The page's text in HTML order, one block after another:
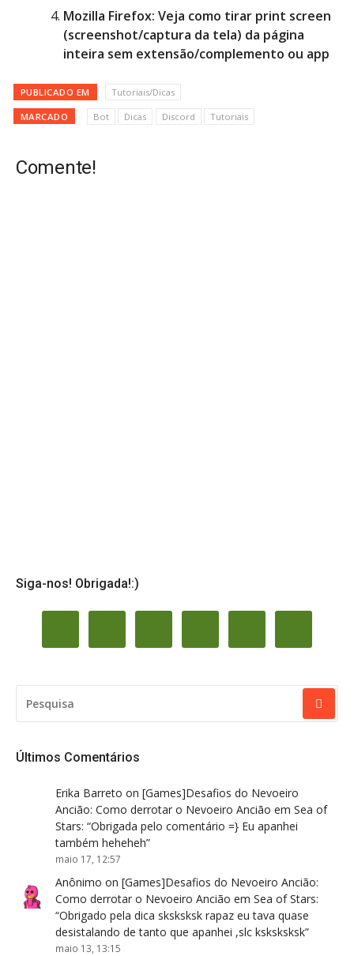
Mozilla Firefox: Veja como tirar print screen
(screenshot/captura da tela) da página
inteira sem extensão/complemento ou app
PUBLICADO EM Tutoriais/Dicas
MARCADO Bot Dicas Discord Tutoriais
Comente!
Siga-nos! Obrigada!:)
POR:
Últimos Comentários
Erika Barreto on [Games]Desafios do Nevoeiro
Ancião: Como derrotar o Nevoeiro Ancião em Sea of
Stars: “Obrigada pelo comentário =} Eu apanhei
também heheheh”
maio 17, 12:57
Anônimo on [Games]Desafios do Nevoeiro Ancião:
Como derrotar o Nevoeiro Ancião em Sea of Stars:
“Obrigado pela dica sksksksk rapaz eu tava quase
desistalando de tanto que apanhei ,slc ksksksksk”
maio 13, 13:15